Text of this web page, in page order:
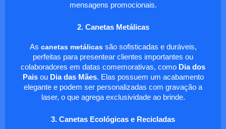
mensagens promocionais.
2. Canetas Metálicas
As canetas metálicassão sofisticadas e duráveis,
perfeitas para presentear clientes importantes ou
colaboradores em datas comemorativas, como Dia dos
Paisou Dia das Mães. Elas possuem um acabamento
elegante e podem ser personalizadas com gravação a
laser, o que agrega exclusividade ao brinde.
3. Canetas Ecológicas e Recicladas